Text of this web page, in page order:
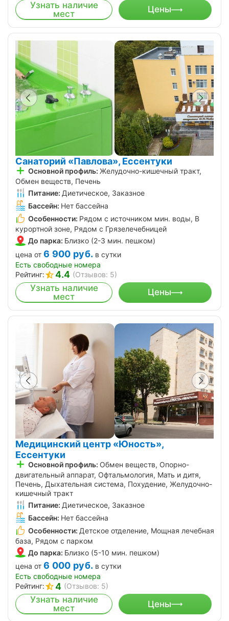
Узнать наличие
мест
Цены
Санаторий «Павлова», Ессентуки
Основной профиль: Желудочно-кишечный тракт,
Обмен веществ, Печень
Питание: Диетическое, Заказное
Бассейн: Нет бассейна
Особенности: Рядом с источником мин. воды, В
курортной зоне, Рядом с Грязелечебницей
До парка: Близко (2-3 мин. пешком)
цена от 6 900 руб. в сутки
Есть свободные номера
Рейтинг:
4.4 (Отзывов: 5)
Узнать наличие
мест
Цены
Медицинский центр «Юность»,
Ессентуки
Основной профиль: Обмен веществ, Опорно-
двигательный аппарат, Офтальмология, Мать и дитя,
Печень, Дыхательная система, Похудение, Желудочно-
кишечный тракт
Питание: Диетическое, Заказное
Бассейн: Нет бассейна
Особенности: Детское отделение, Мощная лечебная
база, Рядом с парком
До парка: Близко (5-10 мин. пешком)
цена от 6 000 руб. в сутки
Есть свободные номера
Рейтинг:
4 (Отзывов: 5)
Узнать наличие
мест
Цены